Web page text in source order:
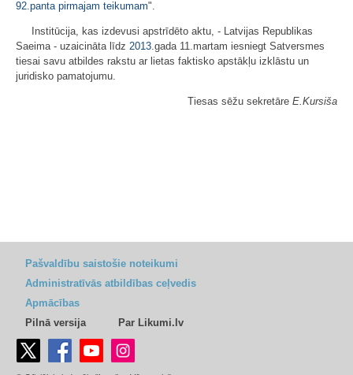
92.panta pirmajam teikumam".
Institūcija, kas izdevusi apstrīdēto aktu, - Latvijas Republikas
Saeima - uzaicināta līdz 2013.gada 11.martam iesniegt Satversmes
tiesai savu atbildes rakstu ar lietas faktisko apstākļu izklāstu un
juridisko pamatojumu.
Tiesas sēžu sekretāre E.Kursiša
Pašvaldību saistošie noteikumi
Administratīvās atbildības ceļvedis
Apmācības
Pilnā versija
Par Likumi.lv